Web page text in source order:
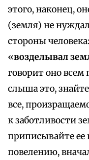
этого, наконец,
(земля) не
стороны
«возделывал
говорит оно
слыша это,
все,
к заботливости
приписывайте ее
повелению,